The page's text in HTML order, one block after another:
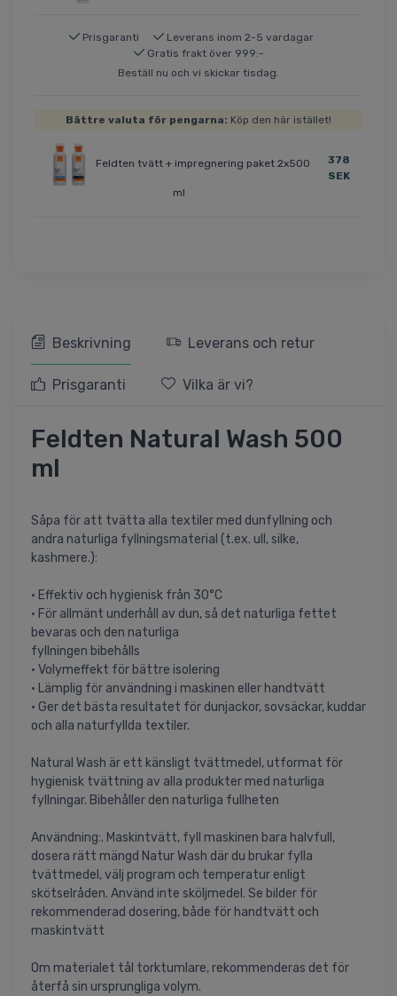
Prisgaranti
Leverans inom 2-5 vardagar
Gratis frakt över 999:-
Beställ nu och vi skickar tisdag.
Bättre valuta för pengarna: Köp den här istället!
Feldten tvätt + impregnering paket 2x500
ml
378
SEK
Beskrivning Leverans och retur
Prisgaranti Vilka är vi?
Feldten Natural Wash 500
ml
Såpa för att tvätta alla textiler med dunfyllning och
andra naturliga fyllningsmaterial (t.ex. ull, silke,
kashmere.):
• Effektiv och hygienisk från 30°C
• För allmänt underhåll av dun, så det naturliga fettet
bevaras och den naturliga
fyllningen bibehålls
• Volymeffekt för bättre isolering
• Lämplig för användning i maskinen eller handtvätt
• Ger det bästa resultatet för dunjackor, sovsäckar, kuddar
och alla naturfyllda textiler.
Natural Wash är ett känsligt tvättmedel, utformat för
hygienisk tvättning av alla produkter med naturliga
fyllningar. Bibehåller den naturliga fullheten
Användning:. Maskintvätt, fyll maskinen bara halvfull,
dosera rätt mängd Natur Wash där du brukar fylla
tvättmedel, välj program och temperatur enligt
skötselråden. Använd inte sköljmedel. Se bilder för
rekommenderad dosering, både för handtvätt och
maskintvätt
Om materialet tål torktumlare, rekommenderas det för
återfå sin ursprungliga volym.